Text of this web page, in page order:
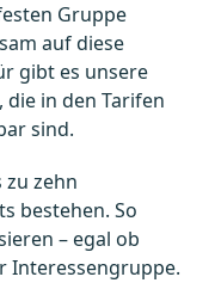
Gruppe
auf diese
gibt es unsere
, die in den Tarifen
sind.
zu zehn
bestehen. So
– egal ob
Interessengruppe.